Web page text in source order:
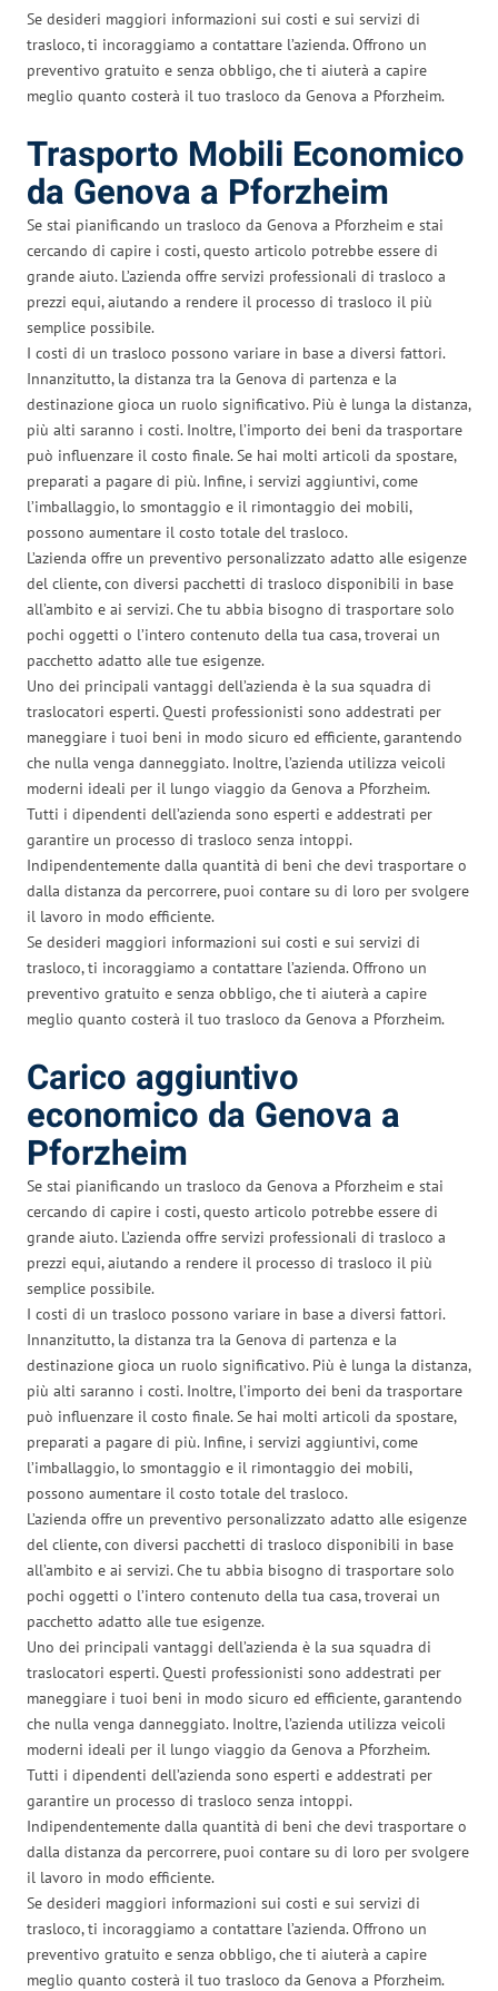
Se desideri maggiori informazioni sui costi e sui servizi di
trasloco, ti incoraggiamo a contattare l’azienda. Offrono un
preventivo gratuito e senza obbligo, che ti aiuterà a capire
meglio quanto costerà il tuo trasloco da Genova a Pforzheim.
Trasporto Mobili Economico
da Genova a Pforzheim
Se stai pianificando un trasloco da Genova a Pforzheim e stai
cercando di capire i costi, questo articolo potrebbe essere di
grande aiuto. L’azienda offre servizi professionali di trasloco a
prezzi equi, aiutando a rendere il processo di trasloco il più
semplice possibile.
I costi di un trasloco possono variare in base a diversi fattori.
Innanzitutto, la distanza tra la Genova di partenza e la
destinazione gioca un ruolo significativo. Più è lunga la distanza,
più alti saranno i costi. Inoltre, l’importo dei beni da trasportare
può influenzare il costo finale. Se hai molti articoli da spostare,
preparati a pagare di più. Infine, i servizi aggiuntivi, come
l’imballaggio, lo smontaggio e il rimontaggio dei mobili,
possono aumentare il costo totale del trasloco.
L’azienda offre un preventivo personalizzato adatto alle esigenze
del cliente, con diversi pacchetti di trasloco disponibili in base
all’ambito e ai servizi. Che tu abbia bisogno di trasportare solo
pochi oggetti o l’intero contenuto della tua casa, troverai un
pacchetto adatto alle tue esigenze.
Uno dei principali vantaggi dell’azienda è la sua squadra di
traslocatori esperti. Questi professionisti sono addestrati per
maneggiare i tuoi beni in modo sicuro ed efficiente, garantendo
che nulla venga danneggiato. Inoltre, l’azienda utilizza veicoli
moderni ideali per il lungo viaggio da Genova a Pforzheim.
Tutti i dipendenti dell’azienda sono esperti e addestrati per
garantire un processo di trasloco senza intoppi.
Indipendentemente dalla quantità di beni che devi trasportare o
dalla distanza da percorrere, puoi contare su di loro per svolgere
il lavoro in modo efficiente.
Se desideri maggiori informazioni sui costi e sui servizi di
trasloco, ti incoraggiamo a contattare l’azienda. Offrono un
preventivo gratuito e senza obbligo, che ti aiuterà a capire
meglio quanto costerà il tuo trasloco da Genova a Pforzheim.
Carico aggiuntivo
economico da Genova a
Pforzheim
Se stai pianificando un trasloco da Genova a Pforzheim e stai
cercando di capire i costi, questo articolo potrebbe essere di
grande aiuto. L’azienda offre servizi professionali di trasloco a
prezzi equi, aiutando a rendere il processo di trasloco il più
semplice possibile.
I costi di un trasloco possono variare in base a diversi fattori.
Innanzitutto, la distanza tra la Genova di partenza e la
destinazione gioca un ruolo significativo. Più è lunga la distanza,
più alti saranno i costi. Inoltre, l’importo dei beni da trasportare
può influenzare il costo finale. Se hai molti articoli da spostare,
preparati a pagare di più. Infine, i servizi aggiuntivi, come
l’imballaggio, lo smontaggio e il rimontaggio dei mobili,
possono aumentare il costo totale del trasloco.
L’azienda offre un preventivo personalizzato adatto alle esigenze
del cliente, con diversi pacchetti di trasloco disponibili in base
all’ambito e ai servizi. Che tu abbia bisogno di trasportare solo
pochi oggetti o l’intero contenuto della tua casa, troverai un
pacchetto adatto alle tue esigenze.
Uno dei principali vantaggi dell’azienda è la sua squadra di
traslocatori esperti. Questi professionisti sono addestrati per
maneggiare i tuoi beni in modo sicuro ed efficiente, garantendo
che nulla venga danneggiato. Inoltre, l’azienda utilizza veicoli
moderni ideali per il lungo viaggio da Genova a Pforzheim.
Tutti i dipendenti dell’azienda sono esperti e addestrati per
garantire un processo di trasloco senza intoppi.
Indipendentemente dalla quantità di beni che devi trasportare o
dalla distanza da percorrere, puoi contare su di loro per svolgere
il lavoro in modo efficiente.
Se desideri maggiori informazioni sui costi e sui servizi di
trasloco, ti incoraggiamo a contattare l’azienda. Offrono un
preventivo gratuito e senza obbligo, che ti aiuterà a capire
meglio quanto costerà il tuo trasloco da Genova a Pforzheim.